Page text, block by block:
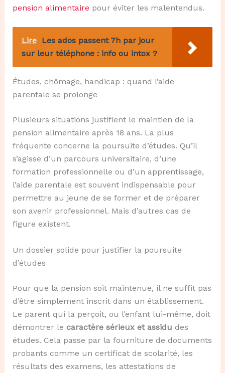
pension alimentaire pour éviter les malentendus.
Lire Les ados passent 7h par jour
sur leur téléphone : info ou intox ?
Études, chômage, handicap : quand l’aide
parentale se prolonge
Plusieurs situations justifient le maintien de la
pension alimentaire après 18 ans. La plus
fréquente concerne la poursuite d’études. Qu’il
s’agisse d’un parcours universitaire, d’une
formation professionnelle ou d’un apprentissage,
l’aide parentale est souvent indispensable pour
permettre au jeune de se former et de préparer
son avenir professionnel. Mais d’autres cas de
figure existent.
Un dossier solide pour justifier la poursuite
d’études
Pour que la pension soit maintenue, il ne suffit pas
d’être simplement inscrit dans un établissement.
Le parent qui la perçoit, ou l’enfant lui-même, doit
démontrer le caractère sérieux et assidu des
études. Cela passe par la fourniture de documents
probants comme un certificat de scolarité, les
résultats des examens, les attestations de